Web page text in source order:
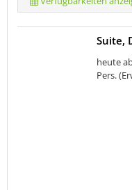
Suite,
heute
Pers.